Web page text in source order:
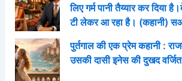
लिए गर्म पानी तैय्यार कर दिया
टी लेकर आ रहा है। (कहानी)
पुर्तगाल की एक प्रेम कहानी :
उसकी दासी इनेस की दुखद